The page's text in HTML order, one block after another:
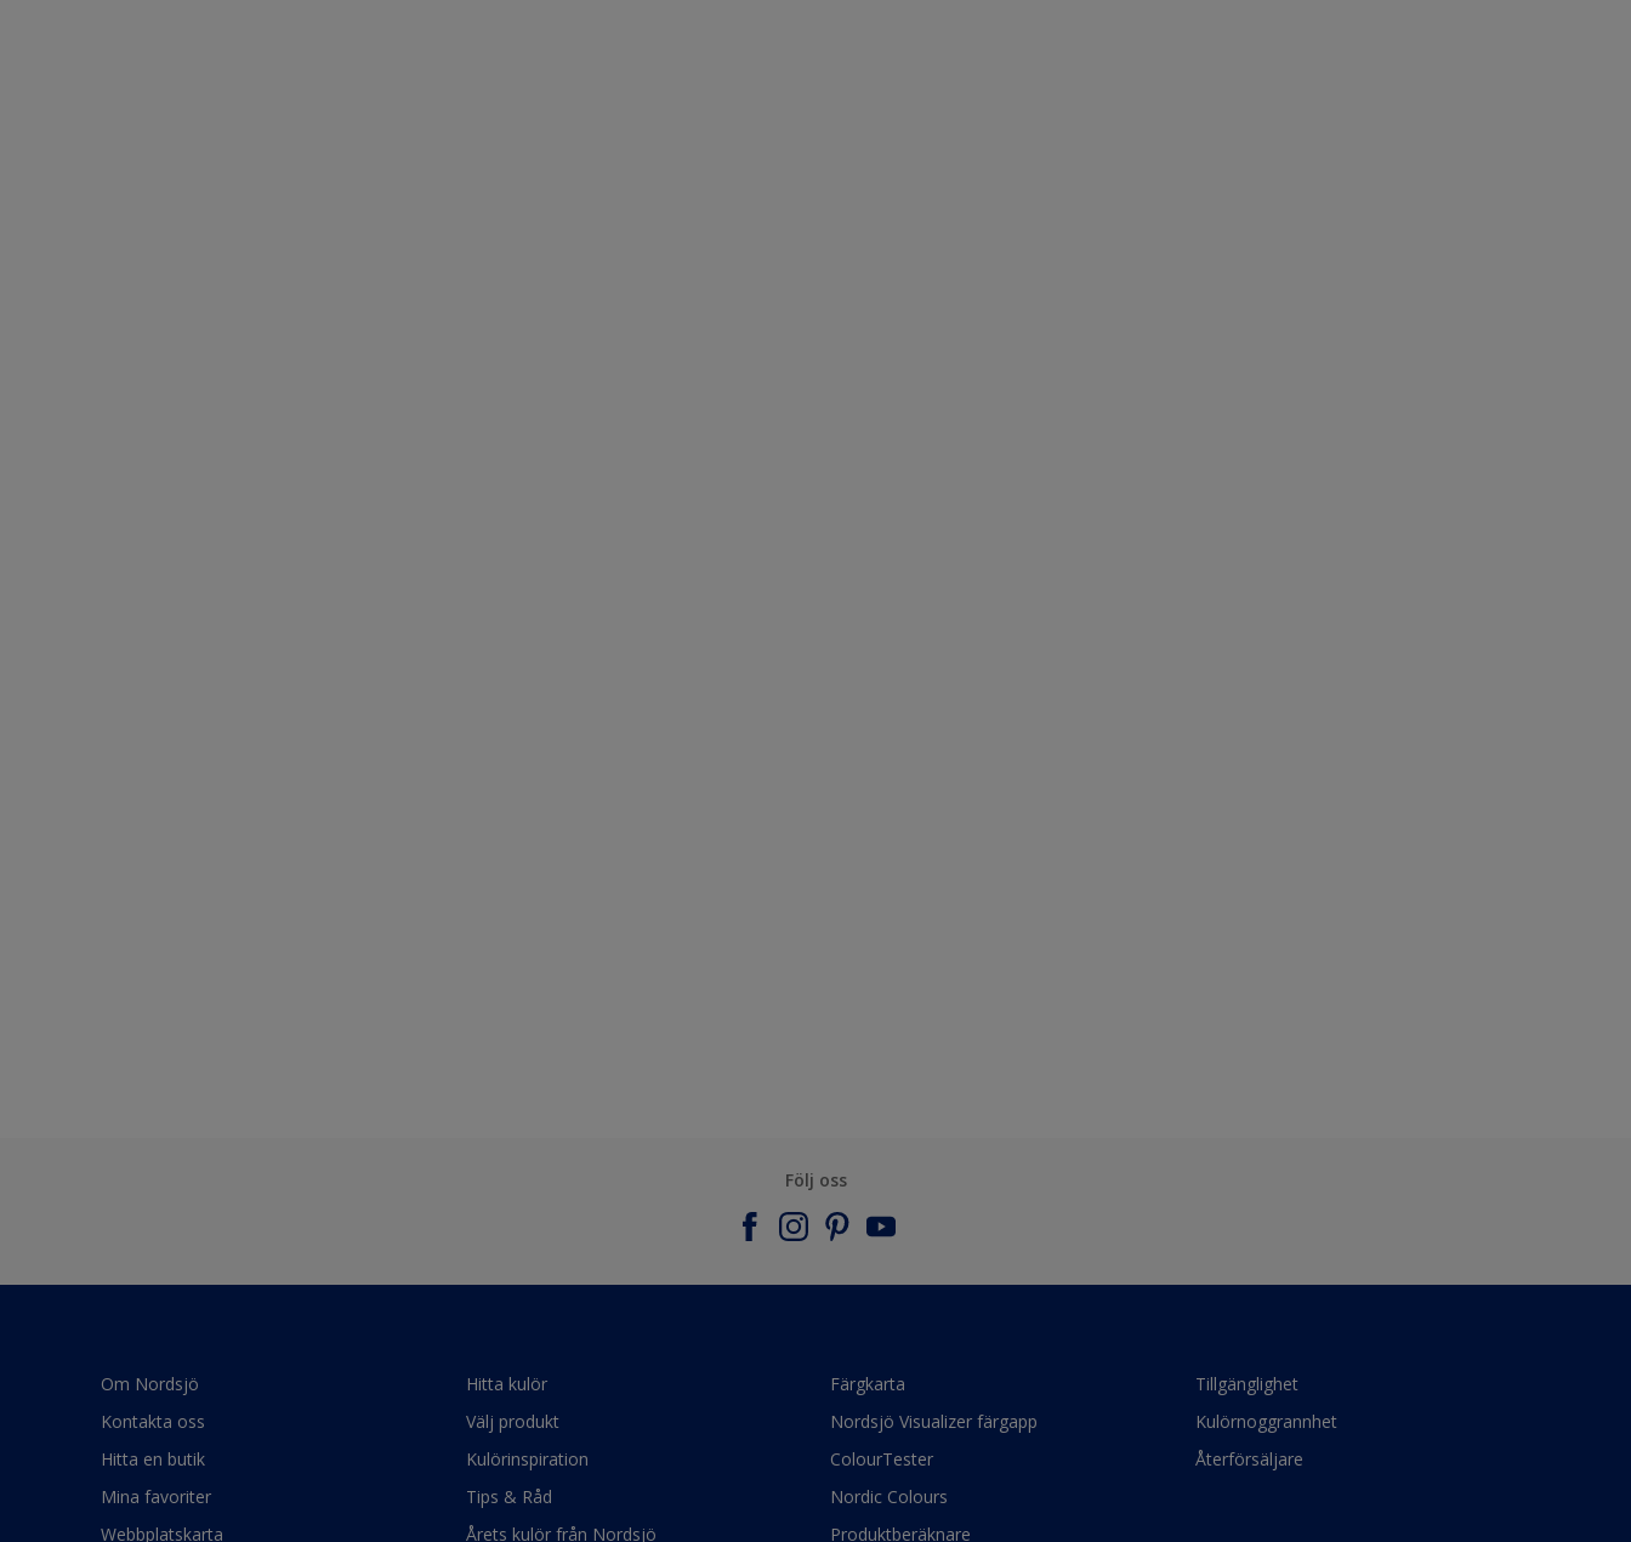
Följ oss
Om Nordsjö
Kontakta oss
Hitta en butik
Mina favoriter
Webbplatskarta
Hitta kulör
Välj produkt
Kulörinspiration
Tips & Råd
Årets kulör från Nordsjö
Färgkarta
Nordsjö Visualizer färgapp
ColourTester
Nordic Colours
Produktberäknare
Tillgänglighet
Kulörnoggrannhet
Återförsäljare